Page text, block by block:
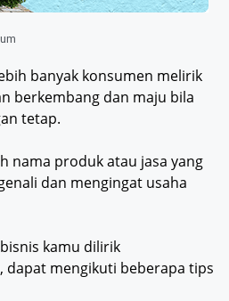
banyak konsumen melirik
berkembang dan maju bila
tetap.
nama produk atau jasa yang
dan mengingat usaha
kamu dilirik
dapat mengikuti beberapa tips